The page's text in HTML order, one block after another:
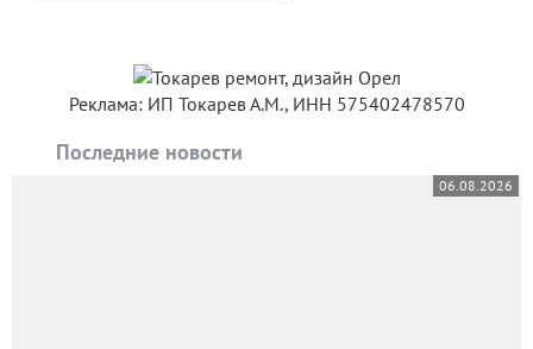
Реклама: ИП Токарев А.М., ИНН 575402478570
Последние новости
06.08.2026